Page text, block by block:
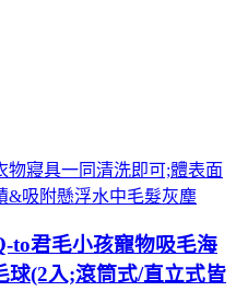
物寢具一同清洗即可;體表面
&吸附懸浮水中毛髮灰塵
to君毛小孩寵物吸毛海
球(2入;滾筒式/直立式皆